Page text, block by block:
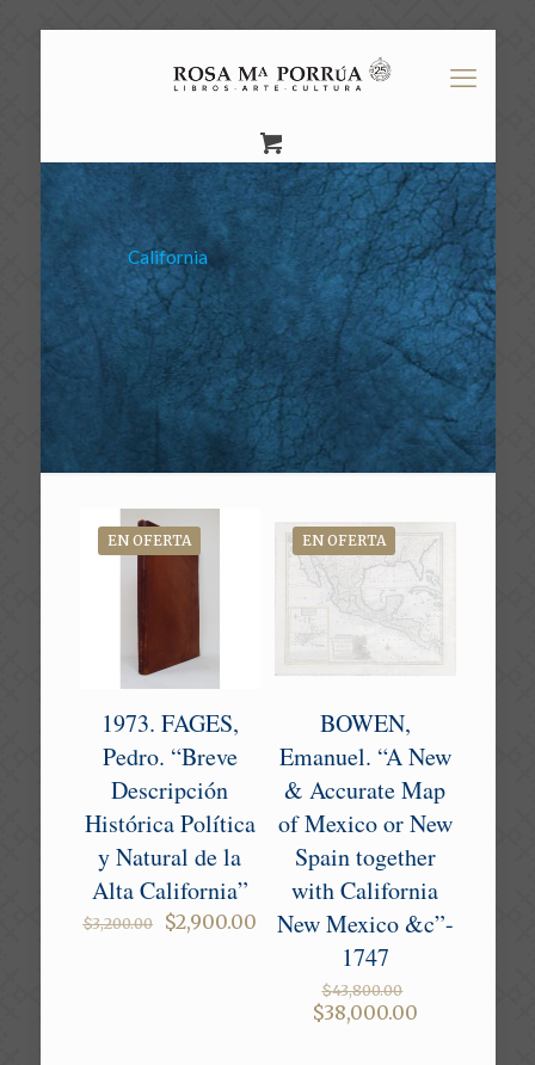
California
EN OFERTA
1973. FAGES,
Pedro. “Breve
Descripción
Histórica Política
y Natural de la
Alta California”
$3,200.00
Original
$2,900.00 Current
$2,900.00.
EN OFERTA
BOWEN,
Emanuel. “A New
& Accurate Map
of Mexico or New
Spain together
with California
New Mexico &c”-
1747
$43,800.00
price
$38,000.00